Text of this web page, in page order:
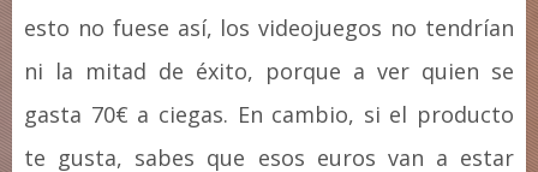
esto no fuese así, los videojuegos no tendrían
ni la mitad de éxito, porque a ver quien se
gasta 70€ a ciegas. En cambio, si el producto
te gusta, sabes que esos euros van a estar